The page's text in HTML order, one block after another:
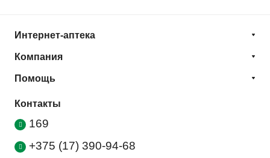
Интернет-аптека
Компания
Помощь
Контакты
169
+375 (17) 390-94-68